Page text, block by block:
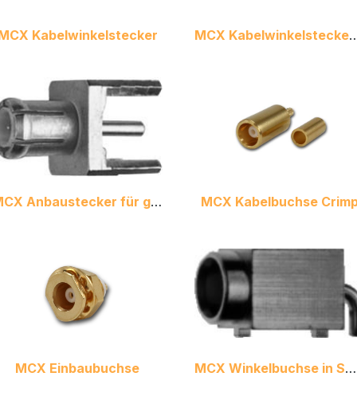
Kabelwinkelstecker MCX
MCX Anbaustecker für gedr. Schaltungen MCX Kabelbuchse
MCX Einbaubuchse MCX Winkelbuchse in SMT